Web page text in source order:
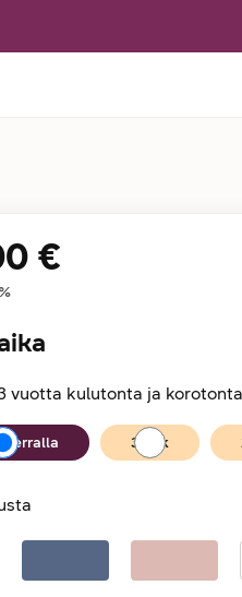
€
vuotta kulutonta ja
kerralla 36 kk